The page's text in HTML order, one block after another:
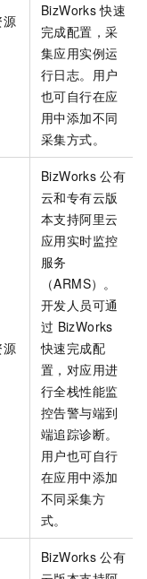
源
BizWorks 快速
完成配置，采
集应用实例运
行日志。用户
也可自行在应
用中添加不同
采集方式。
源
BizWorks 公有
云和专有云版
本支持阿里云
应用实时监控
服务
（ARMS）。
开发人员可通
过 BizWorks
快速完成配
置，对应用进
行全栈性能监
控告警与端到
端追踪诊断。
用户也可自行
在应用中添加
不同采集方
式。
BizWorks 公有